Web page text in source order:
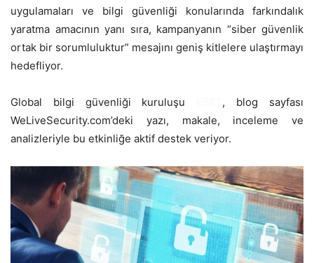
uygulamaları ve bilgi güvenliği konularında farkındalık
yaratma amacının yanı sıra, kampanyanın “siber güvenlik
ortak bir sorumluluktur” mesajını geniş kitlelere ulaştırmayı
hedefliyor.
Global bilgi güvenliği kuruluşu
, blog sayfası
WeLiveSecurity.com’deki yazı, makale, inceleme ve
analizleriyle bu etkinliğe aktif destek veriyor.